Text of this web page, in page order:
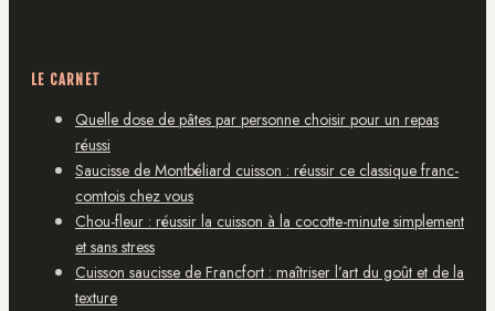
LE CARNET
Quelle dose de pâtes par personne choisir pour un repas
réussi
Saucisse de Montbéliard cuisson : réussir ce classique franc-
comtois chez vous
Chou-fleur : réussir la cuisson à la cocotte-minute simplement
et sans stress
Cuisson saucisse de Francfort : maîtriser l’art du goût et de la
texture